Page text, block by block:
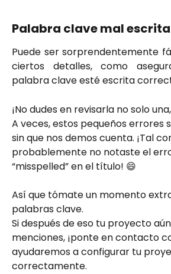
Palabra clave mal escrita
Puede ser sorprendentemente
ciertos detalles, como
palabra clave esté escrita
¡No dudes en revisarla no solo
A veces, estos pequeños errores
sin que nos demos cuenta. ¡Tal
probablemente no notaste el
“misspelled” en el título! 😄
Así que tómate un momento
palabras clave.
Si después de eso tu proyecto
menciones, ¡ponte en contacto
ayudaremos a configurar tu
correctamente.